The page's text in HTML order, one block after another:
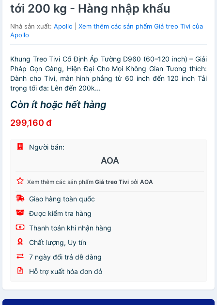
tới 200 kg - Hàng nhập khẩu
Nhà sản xuất: Apollo
Xem thêm các sản phẩm Giá treo Tivi của
Apollo
Khung Treo Tivi Cố Định Áp Tường D960 (60–120 inch) – Giải
Pháp Gọn Gàng, Hiện Đại Cho Mọi Không Gian Tương thích:
Dành cho Tivi, màn hình phẳng từ 60 inch đến 120 inch Tải
trọng tối đa: Lên đến 200k...
Còn ít hoặc hết hàng
299,160 đ
Người bán:
AOA
Xem thêm các sản phẩm Giá treo Tivi bởi AOA
Giao hàng toàn quốc
Được kiểm tra hàng
Thanh toán khi nhận hàng
Chất lượng, Uy tín
7 ngày đổi trả dễ dàng
Hỗ trợ xuất hóa đơn đỏ